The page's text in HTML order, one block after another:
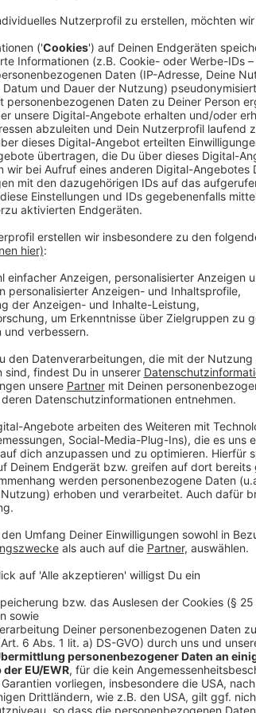
Über das Album sagt Tom: "Ich
habe das Gefühl, dass sich das
mich in einem glücklichen
wo es jetzt ist, und das ist es, wo
Die Veröffentlichung von What Ifs
vor kurzem seine ersten Headline-
Londoner O2-Arena, und Shows
Anzeige
Die Geschichte eines
Das Album enthält die bisher
Singleauskopplung aus dem
"Here", die eine Geschichte der
Zusammengehörigkeit
seine neueste Party-Single "How
Anzeige
Wir
den
Wir
Ihren
die
Nutzung